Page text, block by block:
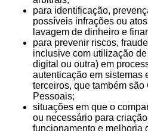
para identificação,
possíveis infrações ou
lavagem de dinheiro e
para prevenir riscos,
inclusive com utilização
digital ou outra) em
autenticação em sistemas
terceiros, que também
Pessoais;
situações em que o
ou necessário para
funcionamento e melhoria